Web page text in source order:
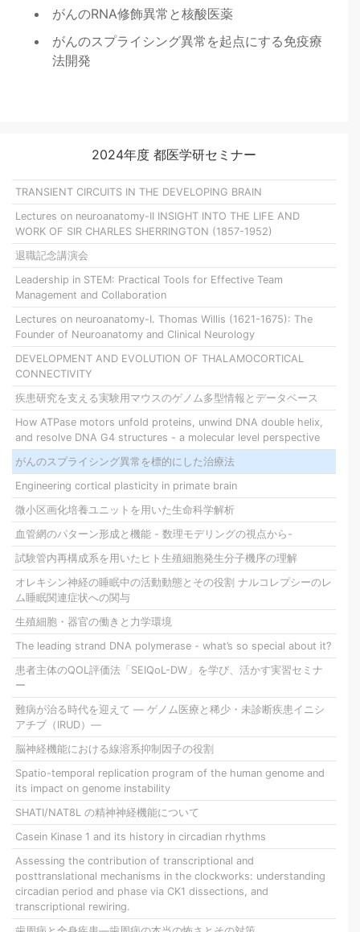
がんのRNA修飾異常と核酸医薬
がんのスプライシング異常を起点にする免疫療
法開発
2024年度 都医学研セミナー
TRANSIENT CIRCUITS IN THE DEVELOPING BRAIN
Lectures on neuroanatomy-II INSIGHT INTO THE LIFE AND
WORK OF SIR CHARLES SHERRINGTON (1857-1952)
退職記念講演会
Leadership in STEM: Practical Tools for Effective Team
Management and Collaboration
Lectures on neuroanatomy-I. Thomas Willis (1621-1675): The
Founder of Neuroanatomy and Clinical Neurology
DEVELOPMENT AND EVOLUTION OF THALAMOCORTICAL
CONNECTIVITY
疾患研究を支える実験用マウスのゲノム多型情報とデータベース
How ATPase motors unfold proteins, unwind DNA double helix,
and resolve DNA G4 structures - a molecular level perspective
がんのスプライシング異常を標的にした治療法
Engineering cortical plasticity in primate brain
微小区画化培養ユニットを用いた生命科学解析
血管網のパターン形成と機能 - 数理モデリングの視点から-
試験管内再構成系を用いたヒト生殖細胞発生分子機序の理解
オレキシン神経の睡眠中の活動動態とその役割 ナルコレプシーのレ
ム睡眠関連症状への関与
生殖細胞・器官の働きと力学環境
The leading strand DNA polymerase - what’s so special about it?
患者主体のQOL評価法「SEIQoL-DW」を学び、活かす実習セミナ
ー
難病が治る時代を迎えて ― ゲノム医療と稀少・未診断疾患イニシ
アチブ（IRUD）―
脳神経機能における線溶系抑制因子の役割
Spatio-temporal replication program of the human genome and
its impact on genome instability
SHATI/NAT8L の精神神経機能について
Casein Kinase 1 and its history in circadian rhythms
Assessing the contribution of transcriptional and
posttranslational mechanisms in the clockworks: understanding
circadian period and phase via CK1 dissections, and
transcriptional rewiring.